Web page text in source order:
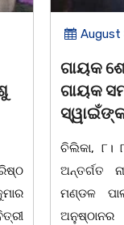
August
ଡଃ
ରାଜନେତା,
ଆଜି
ଏକ ଘରୋଇ